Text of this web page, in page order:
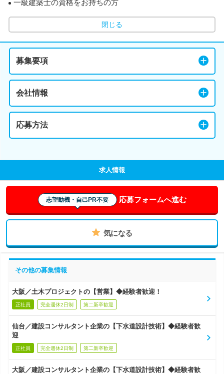
一級建築士の資格をお持ちの方
閉じる
募集要項
会社情報
応募方法
求人情報
志望動機・自己PR不要 応募フォームへ進む
気になる
その他の募集情報
大阪／土木プロジェクトの【営業】◆経験者歓迎！
正社員 完全週休2日制 第二新卒歓迎
仙台／建設コンサルタント企業の【下水道設計技術】◆経験者歓
迎
正社員 完全週休2日制 第二新卒歓迎
大阪／建設コンサルタント企業の【下水道設計技術】◆経験者歓